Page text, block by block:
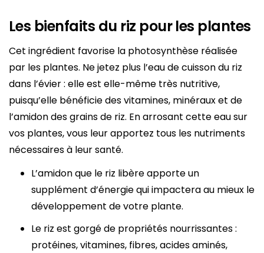
Les bienfaits du riz pour les plantes
Cet ingrédient favorise la photosynthèse réalisée
par les plantes. Ne jetez plus l’eau de cuisson du riz
dans l’évier : elle est elle-même très nutritive,
puisqu’elle bénéficie des vitamines, minéraux et de
l’amidon des grains de riz. En arrosant cette eau sur
vos plantes, vous leur apportez tous les nutriments
nécessaires à leur santé.
L’amidon que le riz libère apporte un
supplément d’énergie qui impactera au mieux le
développement de votre plante.
Le riz est gorgé de propriétés nourrissantes :
protéines, vitamines, fibres, acides aminés,